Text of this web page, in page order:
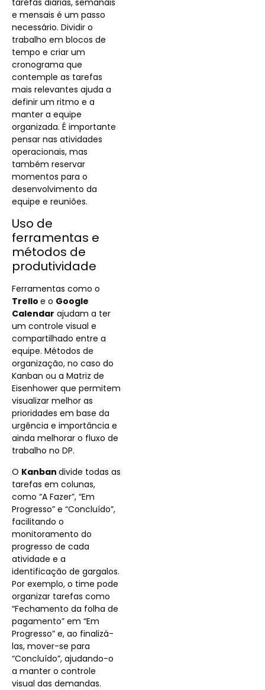
e mensais é um passo
necessário. Dividir o
trabalho em blocos de
tempo e criar um
cronograma que
contemple as tarefas
mais relevantes ajuda a
definir um ritmo e a
manter a equipe
organizada. É importante
pensar nas atividades
operacionais, mas
também reservar
momentos para o
desenvolvimento da
equipe e reuniões.
Uso de
ferramentas e
métodos de
produtividade
Ferramentas como o
Trello e o Google
Calendar ajudam a ter
um controle visual e
compartilhado entre a
equipe. Métodos de
organização, no caso do
Kanban ou a Matriz de
Eisenhower que permitem
visualizar melhor as
prioridades em base da
urgência e importância e
ainda melhorar o fluxo de
trabalho no DP.
O Kanban divide todas as
tarefas em colunas,
como “A Fazer”, “Em
Progresso” e “Concluído”,
facilitando o
monitoramento do
progresso de cada
atividade e a
identificação de gargalos.
Por exemplo, o time pode
organizar tarefas como
“Fechamento da folha de
pagamento” em “Em
Progresso” e, ao finalizá-
las, mover-se para
“Concluído”, ajudando-o
a manter o controle
visual das demandas.